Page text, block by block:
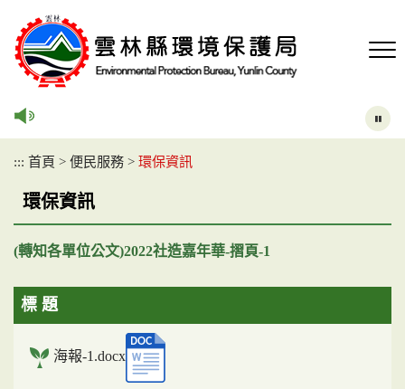
::: 首頁 > 便民服務 > 環保資訊
環保資訊
(轉知各單位公文)2022社造嘉年華-摺頁-1
標 題
海報-1.docx